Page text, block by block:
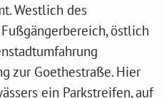
Westlich des
östlich
zur Goethestraße. Hier
ein Parkstreifen, auf